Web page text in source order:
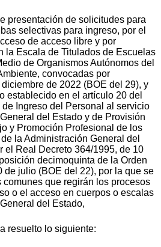
presentación de solicitudes para
selectivas para ingreso, por el
de acceso libre y por
la Escala de Titulados de Escuelas
de Organismos Autónomos del
convocadas por
de 2022 (BOE del 29), y
establecido en el artículo 20 del
Ingreso del Personal al servicio
del Estado y de Provisión
y Promoción Profesional de los
la Administración General del
el Real Decreto 364/1995, de 10
decimoquinta de la Orden
de julio (BOE del 22), por la que se
que regirán los procesos
o el acceso en cuerpos o escalas
del Estado,
resuelto lo siguiente: